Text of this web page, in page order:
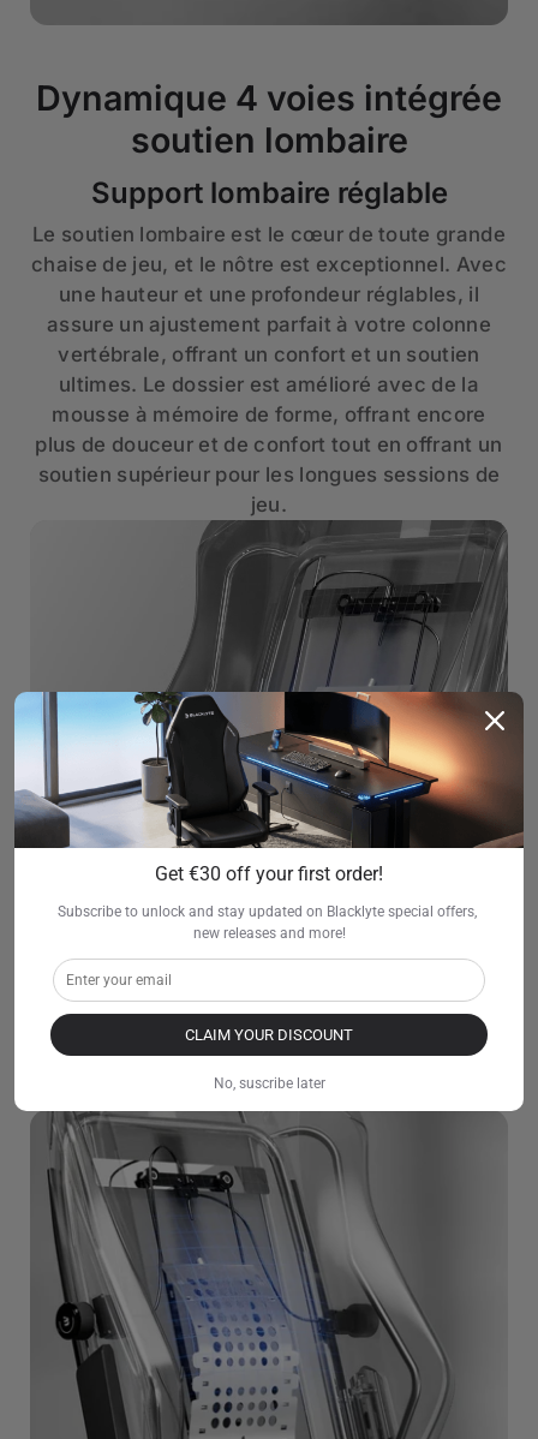
Dynamique 4 voies intégrée
soutien lombaire
Support lombaire réglable
Le soutien lombaire est le cœur de toute grande
chaise de jeu, et le nôtre est exceptionnel. Avec
une hauteur et une profondeur réglables, il
assure un ajustement parfait à votre colonne
vertébrale, offrant un confort et un soutien
ultimes. Le dossier est amélioré avec de la
mousse à mémoire de forme, offrant encore
plus de douceur et de confort tout en offrant un
soutien supérieur pour les longues sessions de
jeu.
Get €30 off your first order!
Subscribe to unlock and stay updated on Blacklyte special offers,
new releases and more!
CLAIM YOUR DISCOUNT
No, suscribe later